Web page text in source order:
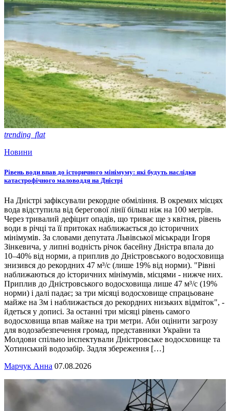
trending_flat
Новини
Рівень води впав до історичного мінімуму: які будуть наслідки
катастрофічного маловоддя на Дністрі
На Дністрі зафіксували рекордне обміління. В окремих місцях
вода відступила від берегової лінії більш ніж на 100 метрів.
Через тривалий дефіцит опадів, що триває ще з квітня, рівень
води в річці та її притоках наближається до історичних
мінімумів. За словами депутата Львівської міськради Ігоря
Зінкевича, у липні водність річок басейну Дністра впала до
10–40% від норми, а приплив до Дністровського водосховища
знизився до рекордних 47 м³/с (лише 19% від норми). "Рівні
наближаються до історичних мінімумів, місцями - нижче них.
Приплив до Дністровського водосховища лише 47 м³/с (19%
норми) і далі падає; за три місяці водосховище спрацьоване
майже на 3м і наближається до рекордних низьких відміток", -
йдеться у дописі. За останні три місяці рівень самого
водосховища впав майже на три метри. Аби оцінити загрозу
для водозабезпечення громад, представники України та
Молдови спільно інспектували Дністровське водосховище та
Хотинський водозабір. Задля збереження […]
Марчук Анна 07.08.2026